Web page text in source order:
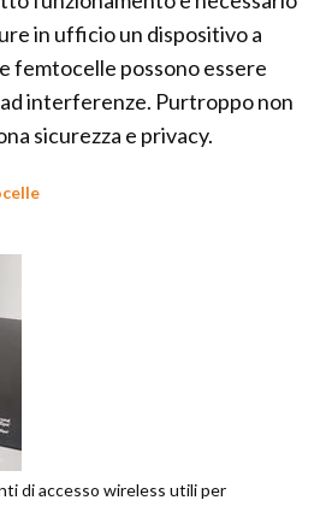
in ufficio un dispositivo a
femtocelle possono essere
interferenze. Purtroppo non
sicurezza e privacy.
di accesso wireless utili per